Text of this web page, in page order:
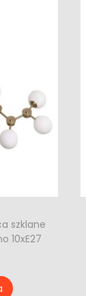
szklane
10xE27